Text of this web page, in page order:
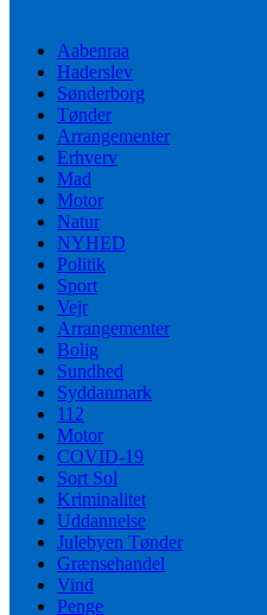
Aabenraa
Haderslev
Sønderborg
Tønder
Arrangementer
Erhverv
Mad
Motor
Natur
NYHED
Politik
Sport
Vejr
Arrangementer
Bolig
Sundhed
Syddanmark
112
Motor
COVID-19
Sort Sol
Kriminalitet
Uddannelse
Julebyen Tønder
Grænsehandel
Vind
Penge